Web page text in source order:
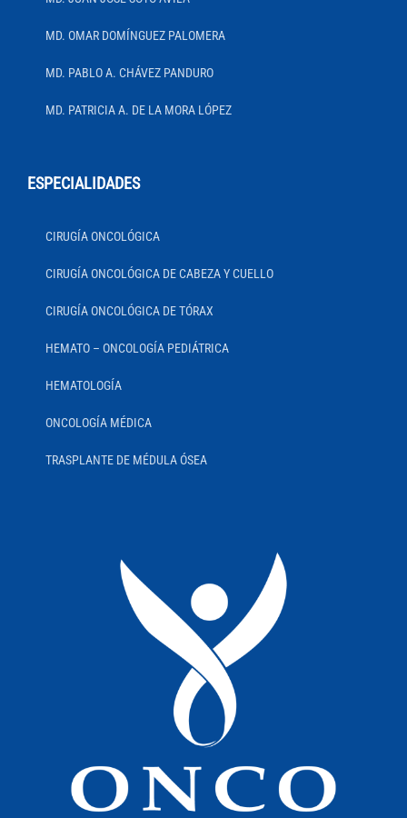
MD. OMAR DOMÍNGUEZ PALOMERA
MD. PABLO A. CHÁVEZ PANDURO
MD. PATRICIA A. DE LA MORA LÓPEZ
ESPECIALIDADES
CIRUGÍA ONCOLÓGICA
CIRUGÍA ONCOLÓGICA DE CABEZA Y CUELLO
CIRUGÍA ONCOLÓGICA DE TÓRAX
HEMATO – ONCOLOGÍA PEDIÁTRICA
HEMATOLOGÍA
ONCOLOGÍA MÉDICA
TRASPLANTE DE MÉDULA ÓSEA